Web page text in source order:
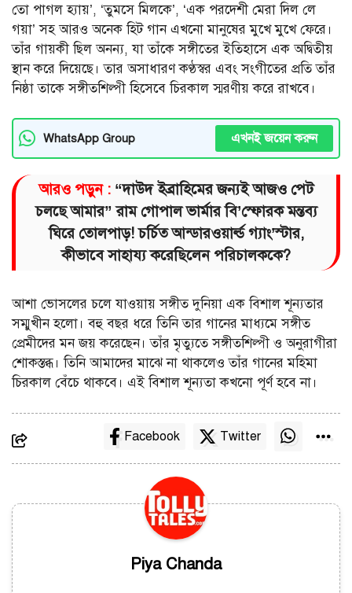
তো পাগল হ্যায়’, ‘তুমসে মিলকে’, ‘এক পরদেশী মেরা দিল লে
গয়া’ সহ আরও অনেক হিট গান এখনো মানুষের মুখে মুখে ফেরে।
তাঁর গায়কী ছিল অনন্য, যা তাঁকে সঙ্গীতের ইতিহাসে এক অদ্বিতীয়
স্থান করে দিয়েছে। তার অসাধারণ কণ্ঠস্বর এবং সংগীতের প্রতি তাঁর
নিষ্ঠা তাকে সঙ্গীতশিল্পী হিসেবে চিরকাল স্মরণীয় করে রাখবে।
WhatsApp Group এখনই জয়েন করুন
আরও পড়ুন : “দাউদ ইব্রাহিমের জন্যই আজও পেট
চলছে আমার” রাম গোপাল ভার্মার বি’স্ফোরক মন্তব্য
ঘিরে তোলপাড়! চর্চিত আন্ডারওয়ার্ল্ড গ্যাং’স্টার,
কীভাবে সাহায্য করেছিলেন পরিচালককে?
আশা ভোসলের চলে যাওয়ায় সঙ্গীত দুনিয়া এক বিশাল শূন্যতার
সম্মুখীন হলো। বহু বছর ধরে তিনি তার গানের মাধ্যমে সঙ্গীত
প্রেমীদের মন জয় করেছেন। তাঁর মৃত্যুতে সঙ্গীতশিল্পী ও অনুরাগীরা
শোকস্তব্ধ। তিনি আমাদের মাঝে না থাকলেও তাঁর গানের মহিমা
চিরকাল বেঁচে থাকবে। এই বিশাল শূন্যতা কখনো পূর্ণ হবে না।
Facebook Twitter
Piya Chanda